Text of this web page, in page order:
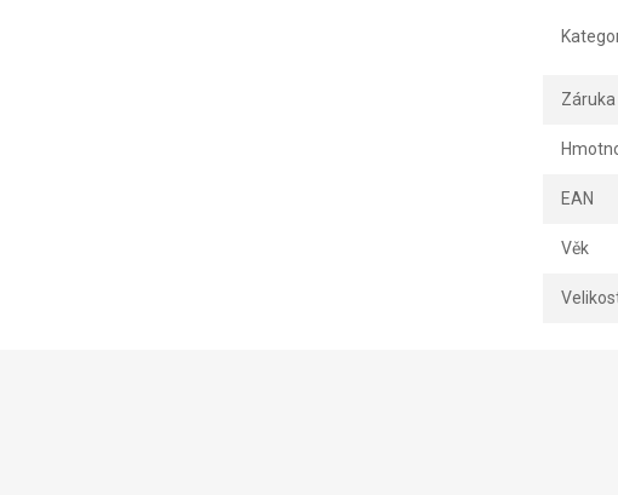
Záruka
EAN
Věk